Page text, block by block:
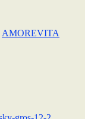
AMOREVITA